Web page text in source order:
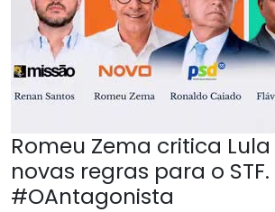
Romeu Zema critica
novas regras para o STF.
#OAntagonista